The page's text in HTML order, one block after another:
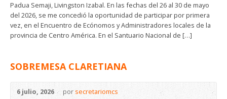
Padua Semaji, Livingston Izabal. En las fechas del 26 al 30 de mayo
del 2026, se me concedió la oportunidad de participar por primera
vez, en el Encuentro de Ecónomos y Administradores locales de la
provincia de Centro América. En el Santuario Nacional de […]
SOBREMESA CLARETIANA
6 julio, 2026 porsecretariomcs